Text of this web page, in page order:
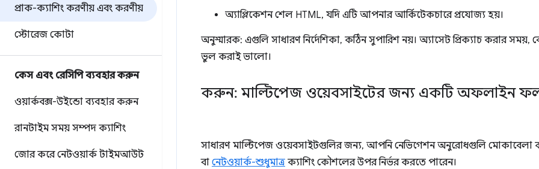
প্রাক-ক্যাশিং করণীয় এবং করণীয়
স্টোরেজ কোটা
কেস এবং রেসিপি ব্যবহার করুন
ওয়ার্কবক্স-উইন্ডো ব্যবহার করুন
রানটাইম সময় সম্পদ ক্যাশিং
জোর করে নেটওয়ার্ক টাইমআউট
অ্যাপ্লিকেশন শেল HTML, যদি এটি আপনার আর্কিটেকচারে প্রযোজ্য হয়।
অনুস্মারক: এগুলি সাধারণ নির্দেশিকা, কঠিন সুপারিশ নয়। অ্যাসেট প্রিক্যাচ করার সময়,
ভুল করাই ভালো।
করুন: মাল্টিপেজ ওয়েবসাইটের জন্য একটি অফলাইন
সাধারণ মাল্টিপেজ ওয়েবসাইটগুলির জন্য, আপনি নেভিগেশন অনুরোধগুলি মোকাবেলা
বা নেটওয়ার্ক-শুধুমাত্র ক্যাশিং কৌশলের উপর নির্ভর করতে পারেন।